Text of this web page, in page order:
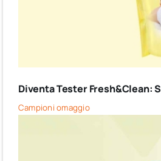
Diventa Tester Fresh&Clean:
Campioni omaggio